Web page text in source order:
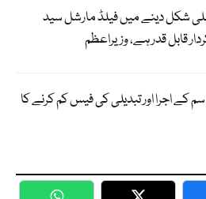
شکل دینے میں فیلڈ مارشل سید
قابل قدر ہے، وزیراعظم
کے اجرا اور تبدیلی کی فیس کم کرنے کا